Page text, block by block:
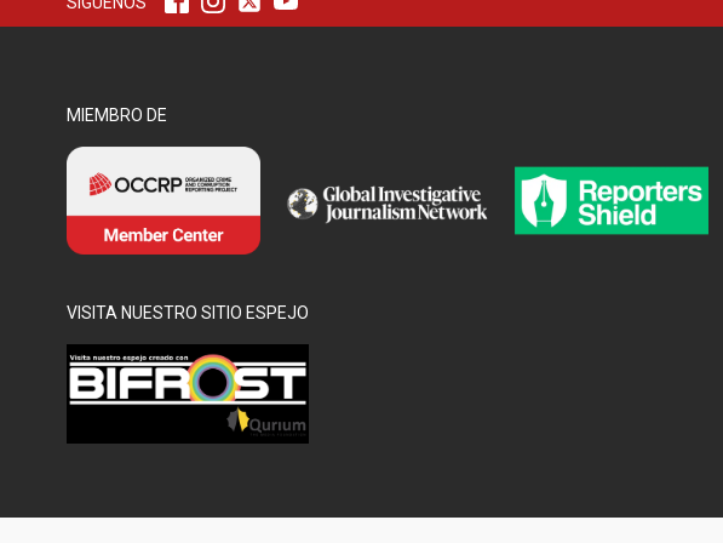
MIEMBRO DE
VISITA NUESTRO SITIO ESPEJO